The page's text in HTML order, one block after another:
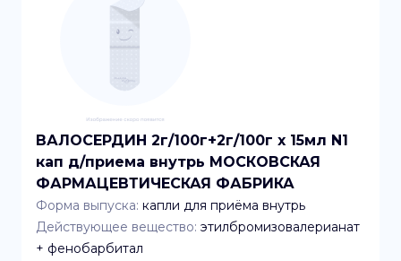
ВАЛОСЕРДИН 2г/100г+2г/100г x 15мл N1
кап д/приема внутрь МОСКОВСКАЯ
ФАРМАЦЕВТИЧЕСКАЯ ФАБРИКА
Форма выпуска: капли для приёма внутрь
Действующее вещество: этилбромизовалерианат
+ фенобарбитал